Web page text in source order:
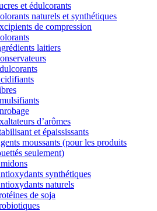
et édulcorants
naturels et synthétiques
de compression
laitiers
d’arômes
et épaississants
moussants (pour les produits
seulement)
synthétiques
naturels
de soja